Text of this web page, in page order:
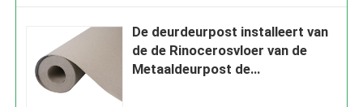
De deurdeurpost installeert van
de de Rinocerosvloer van de
Metaaldeurpost de